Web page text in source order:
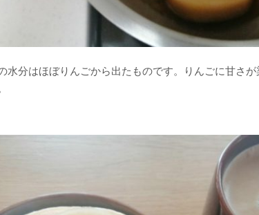
水分はほぼりんごから出たものです。りんごに甘さ